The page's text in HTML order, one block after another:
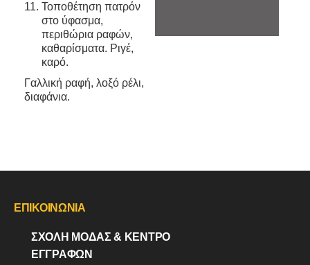
Τοποθέτηση πατρόν
στο ύφασμα,
περιθώρια ραφών,
καθαρίσματα. Ριγέ,
καρό.
Γαλλική ραφή, λοξό ρέλι,
διαφάνια.
ΕΠΙΚΟΙΝΩΝΙΑ
ΣΧΟΛΗ ΜΟΔΑΣ & ΚΈΝΤΡΟ
ΕΓΓΡΑΦΩΝ